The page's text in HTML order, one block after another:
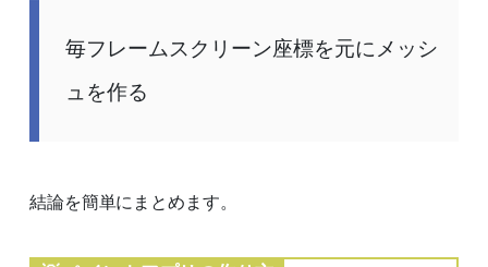
毎フレームスクリーン座標を元にメッシ
ュを作る
結論を簡単にまとめます。